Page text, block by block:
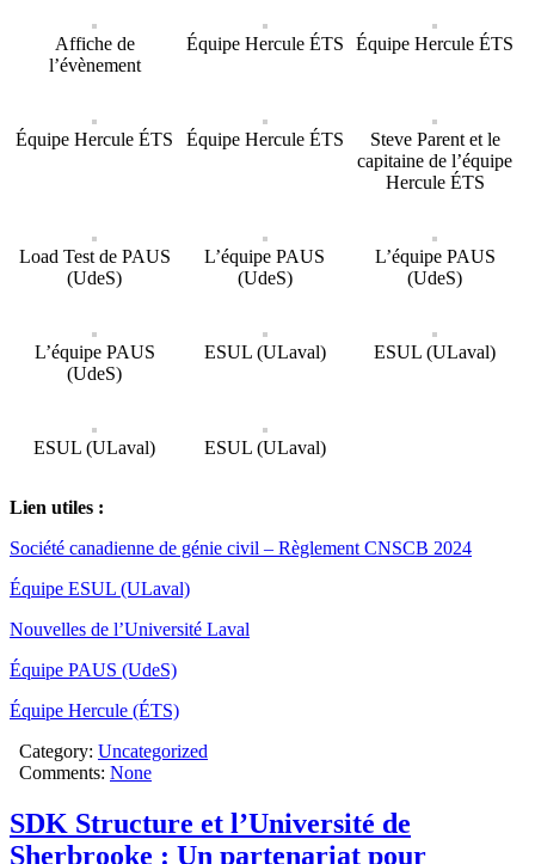
Affiche de
l’évènement
Équipe Hercule ÉTS Équipe Hercule ÉTS
Équipe Hercule ÉTS Équipe Hercule ÉTS
Steve Parent et le
capitaine de l’équipe
Hercule ÉTS
Load Test de PAUS
(UdeS)
L’équipe PAUS
(UdeS)
L’équipe PAUS
(UdeS)
L’équipe PAUS
(UdeS)
ESUL (ULaval) ESUL (ULaval)
ESUL (ULaval) ESUL (ULaval)
Lien utiles :
Société canadienne de génie civil – Règlement CNSCB 2024
Équipe ESUL (ULaval)
Nouvelles de l’Université Laval
Équipe PAUS (UdeS)
Équipe Hercule (ÉTS)
Category: Uncategorized
Comments: None
SDK Structure et l’Université de
Sherbrooke : Un partenariat pour